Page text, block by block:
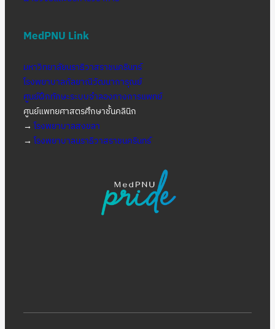
MedPNU Link
มหาวิทยาลัยนราธิวาสราชนครินทร์
โรงพยาบาลกัลยาณิวัฒนาการุณย์
ศูนย์ฝึกทักษะระบบจำลองทางการแพทย์
ศูนย์แพทยศาสตรศึกษาชั้นคลินิก
→ โรงพยาบาลสงขลา
→ โรงพยาบาลนราธิวาสราชนครินทร์